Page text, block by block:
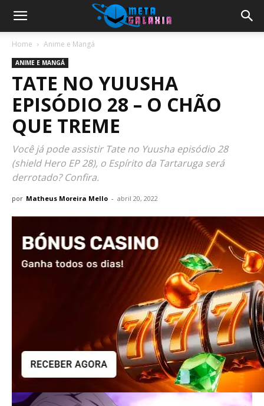
Home Anime e Mangá
ANIME E MANGÁ
TATE NO YUUSHA
EPISÓDIO 28 – O CHÃO
QUE TREME
Você já pode assistir Tate no Yuusha episódio 28
(shield Hero EP 28), o Espírito da Tartaruga será
derrotado? Confira.
por Matheus Moreira Mello - abril 20, 2022